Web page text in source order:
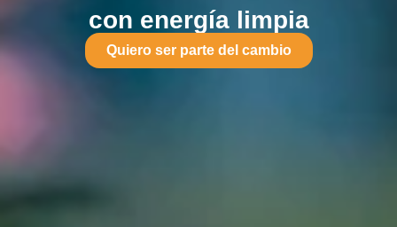
con energía limpia
Quiero ser parte del cambio